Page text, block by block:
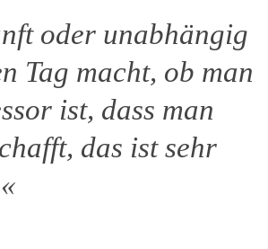
oder unabhängig
Tag macht, ob man
ist, dass man
das ist sehr